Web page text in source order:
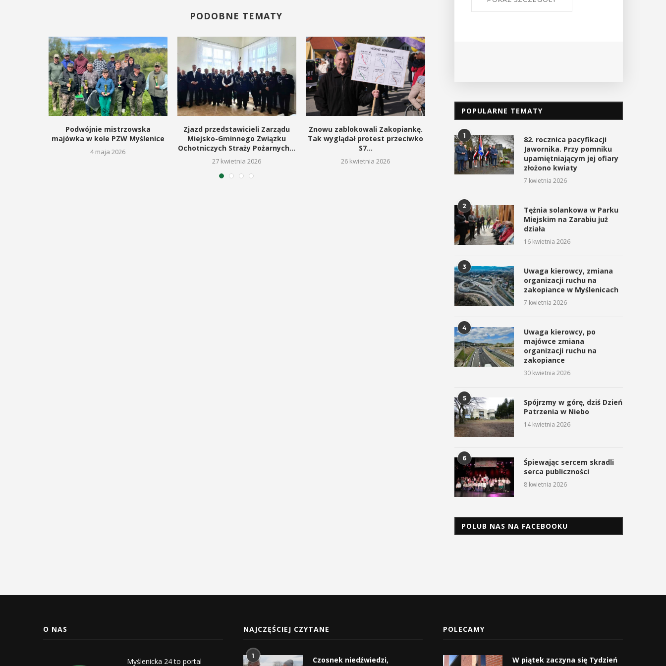
PODOBNE TEMATY
Podwójnie mistrzowska
majówka w kole PZW Myślenice
4 maja 2026
Zjazd przedstawicieli Zarządu
Miejsko-Gminnego Związku
Ochotniczych Straży Pożarnych...
27 kwietnia 2026
Znowu zablokowali Zakopiankę.
Tak wyglądał protest przeciwko
S7...
26 kwietnia 2026
„Zarzecze” z nowym
oświetleniem
21 kwietnia 2026
kolejnej edycji
„Działaj...
21 kwietnia 2026
POKAŻ SZCZEGÓŁY
POPULARNE TEMATY
1
82. rocznica pacyfikacji
Jawornika. Przy pomniku
upamiętniającym jej ofiary
złożono kwiaty
7 kwietnia 2026
2
Tężnia solankowa w Parku
Miejskim na Zarabiu już
działa
16 kwietnia 2026
3
Uwaga kierowcy, zmiana
organizacji ruchu na
zakopiance w Myślenicach
7 kwietnia 2026
4
Uwaga kierowcy, po
majówce zmiana
organizacji ruchu na
zakopiance
30 kwietnia 2026
5
Spójrzmy w górę, dziś Dzień
Patrzenia w Niebo
14 kwietnia 2026
6
Śpiewając sercem skradli
serca publiczności
8 kwietnia 2026
POLUB NAS NA FACEBOOKU
O NAS
Myślenicka 24 to portal
NAJCZĘŚCIEJ CZYTANE
1
Czosnek niedźwiedzi,
POLECAMY
W piątek zaczyna się Tydzień